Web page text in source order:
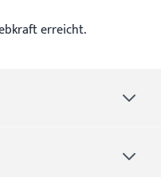
erreicht.